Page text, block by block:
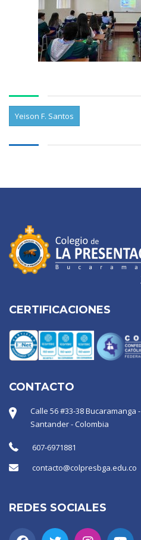
Yeison F. Santos
CERTIFICACIONES
CONTACTO
Calle 56 #33-38 Bucaramanga -
Santander - Colombia
607-6971881
contacto@colpresbga.edu.co
REDES SOCIALES